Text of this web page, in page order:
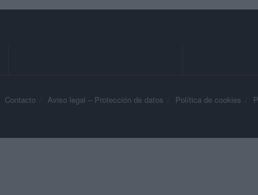
Contacto Aviso legal – Protección de datos Política de cookies